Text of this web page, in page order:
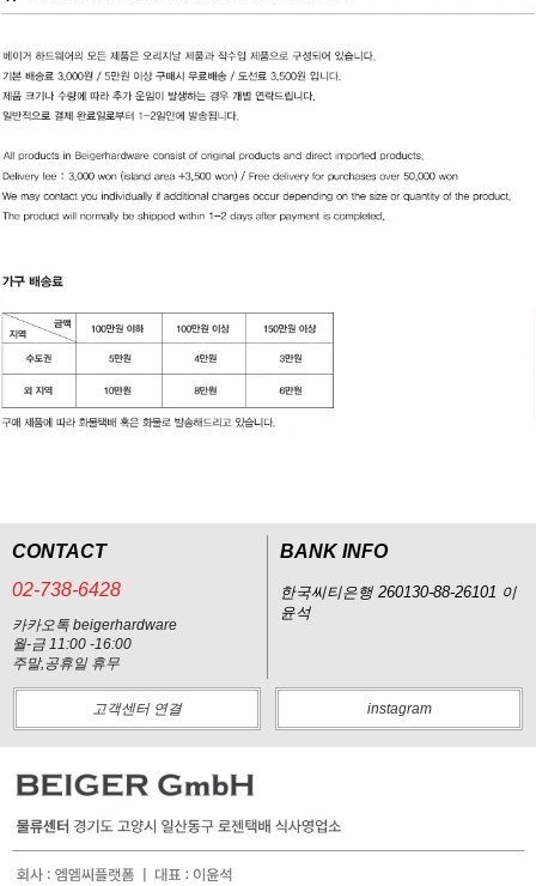
CONTACT
02-738-6428
카카오톡 beigerhardware
월-금 11:00 -16:00
주말,공휴일 휴무
BANK INFO
한국씨티은행 260130-88-26101 이
윤석
고객센터 연결 instagram